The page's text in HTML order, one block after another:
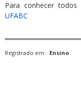
Para conhecer
UFABC
Registrado em: Ensino